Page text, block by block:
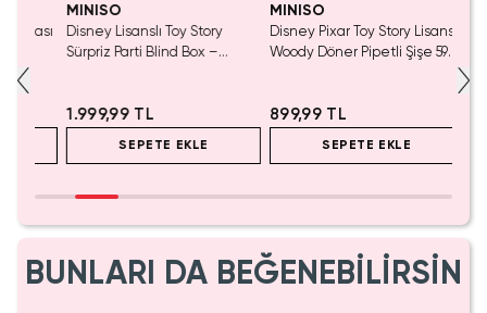
MINISO
Disney Lisanslı Toy Story
Sürpriz Parti Blind Box –
1.999,99 TL
SEPETE EKLE
MINISO
Disney Pixar Toy Story Lisanslı
Woody Döner Pipetli Şişe 590
899,99 TL
SEPETE EKLE
Disney
Blind
BUNLARI DA BEĞENEBİLİRSİN